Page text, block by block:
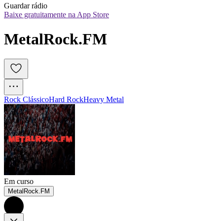
Guardar rádio
Baixe gratuitamente na App Store
MetalRock.FM
Rock ClássicoHard RockHeavy Metal
Em curso
MetalRock.FM